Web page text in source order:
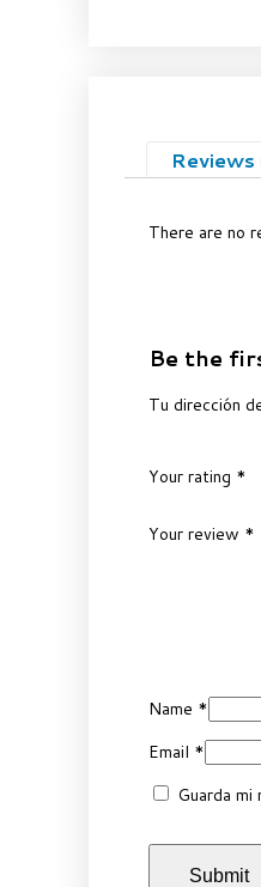
Reviews
There are no
Be the
Tu dirección
Your rating *
Your review *
Name *
Email *
Guarda